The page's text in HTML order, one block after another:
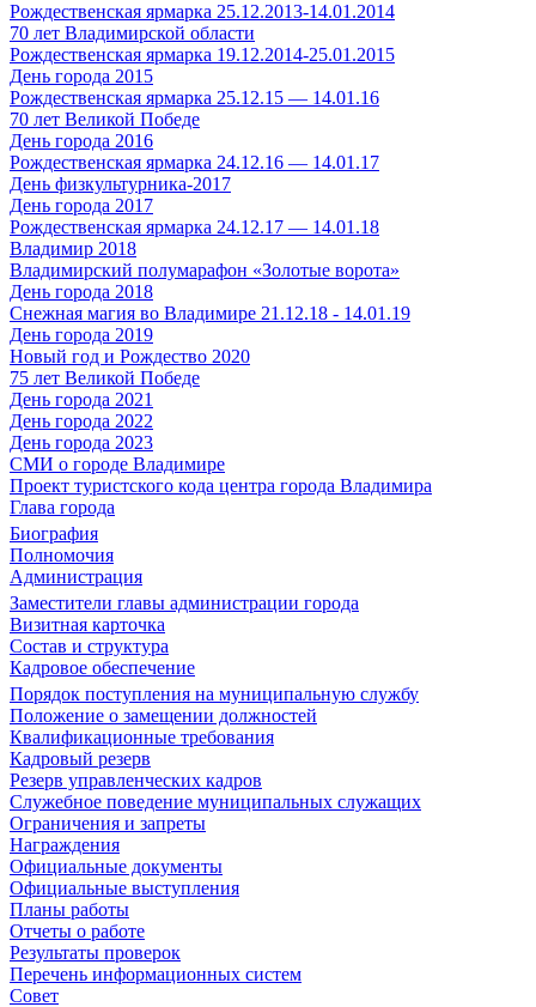
Рождественская ярмарка 25.12.2013-14.01.2014
70 лет Владимирской области
Рождественская ярмарка 19.12.2014-25.01.2015
День города 2015
Рождественская ярмарка 25.12.15 — 14.01.16
70 лет Великой Победе
День города 2016
Рождественская ярмарка 24.12.16 — 14.01.17
День физкультурника-2017
День города 2017
Рождественская ярмарка 24.12.17 — 14.01.18
Владимир 2018
Владимирский полумарафон «Золотые ворота»
День города 2018
Снежная магия во Владимире 21.12.18 - 14.01.19
День города 2019
Новый год и Рождество 2020
75 лет Великой Победе
День города 2021
День города 2022
День города 2023
СМИ о городе Владимире
Проект туристского кода центра города Владимира
Глава города
Биография
Полномочия
Администрация
Заместители главы администрации города
Визитная карточка
Состав и структура
Кадровое обеспечение
Порядок поступления на муниципальную службу
Положение о замещении должностей
Квалификационные требования
Кадровый резерв
Резерв управленческих кадров
Служебное поведение муниципальных служащих
Ограничения и запреты
Награждения
Официальные документы
Официальные выступления
Планы работы
Отчеты о работе
Результаты проверок
Перечень информационных систем
Совет